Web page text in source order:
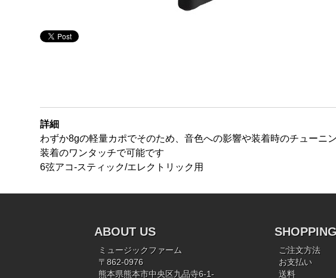
詳細
わずか8gの軽量カポでそのため、音色への影響や装着時のチューニ
装着のワンタッチで可能です
6弦アコ-スティック/エレクトリック用
ABOUT US
ミュージックファーム
〒862-0976
熊本県熊本市中央区九品寺6-1-
ご注文方法
お支払い
送料